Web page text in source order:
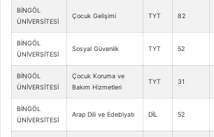
BİNGÖL
ÜNİVERSİTESİ
Çocuk Gelişimi TYT 82
BİNGÖL
ÜNİVERSİTESİ
Sosyal Güvenlik TYT 52
BİNGÖL
ÜNİVERSİTESİ
Çocuk Koruma ve
Bakım Hizmetleri
TYT 31
BİNGÖL
ÜNİVERSİTESİ
Arap Dili ve Edebiyatı DİL 52